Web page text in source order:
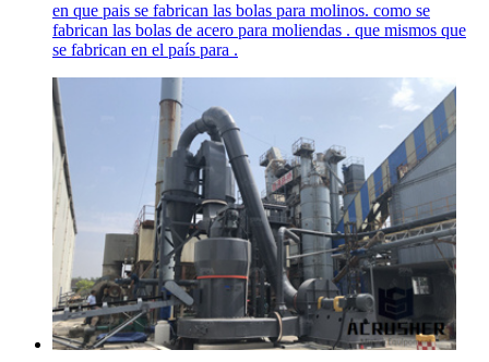
en que pais se fabrican las bolas para molinos. como se
fabrican las bolas de acero para moliendas . que mismos que
se fabrican en el país para .